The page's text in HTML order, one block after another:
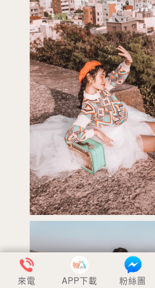
來電 APP下載 粉絲團